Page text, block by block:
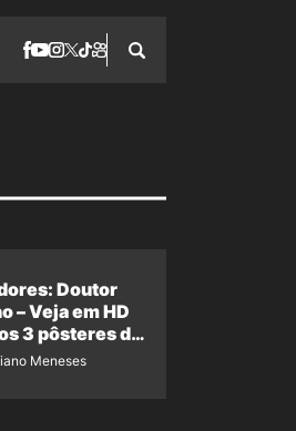
Doutor
– Veja em HD
3 pôsteres de
+ 1 imagem
Meneses